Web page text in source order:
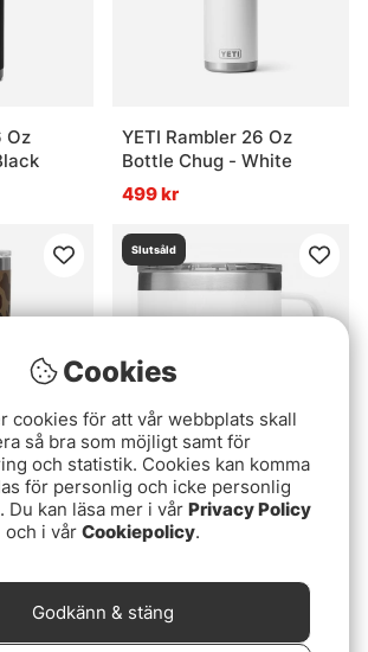
Oz
YETI Rambler 26 Oz
Bottle Chug - White
499 kr
Oz
Slutsåld
Yeti Rambler 14 Oz Mug -
White
389 kr
Slutsåld
Cookies
cookies för att vår webbplats skall
så bra som möjligt samt för
och statistik. Cookies kan komma
för personlig och icke personlig
Du kan läsa mer i vår Privacy Policy
och i vår Cookiepolicy.
Godkänn & stäng